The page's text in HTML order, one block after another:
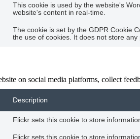
This cookie is used by the website's
website's content in real-time.
The cookie is set by the GDPR Cookie
the use of cookies. It does not store any
on social media platforms, collect
Description
Flickr sets this cookie to store
Flickr sets this cookie to store